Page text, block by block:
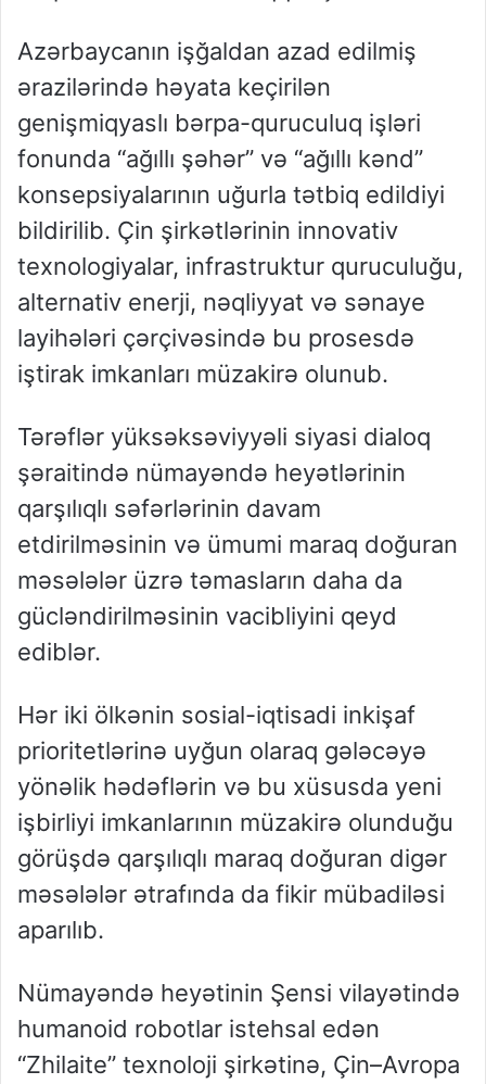
Azərbaycanın işğaldan azad edilmiş
ərazilərində həyata keçirilən
genişmiqyaslı bərpa-quruculuq işləri
fonunda “ağıllı şəhər” və “ağıllı kənd”
konsepsiyalarının uğurla tətbiq edildiyi
bildirilib. Çin şirkətlərinin innovativ
texnologiyalar, infrastruktur quruculuğu,
alternativ enerji, nəqliyyat və sənaye
layihələri çərçivəsində bu prosesdə
iştirak imkanları müzakirə olunub.
Tərəflər yüksəksəviyyəli siyasi dialoq
şəraitində nümayəndə heyətlərinin
qarşılıqlı səfərlərinin davam
etdirilməsinin və ümumi maraq doğuran
məsələlər üzrə təmasların daha da
gücləndirilməsinin vacibliyini qeyd
ediblər.
Hər iki ölkənin sosial-iqtisadi inkişaf
prioritetlərinə uyğun olaraq gələcəyə
yönəlik hədəflərin və bu xüsusda yeni
işbirliyi imkanlarının müzakirə olunduğu
görüşdə qarşılıqlı maraq doğuran digər
məsələlər ətrafında da fikir mübadiləsi
aparılıb.
Nümayəndə heyətinin Şensi vilayətində
humanoid robotlar istehsal edən
“Zhilaite” texnoloji şirkətinə, Çin–Avropa